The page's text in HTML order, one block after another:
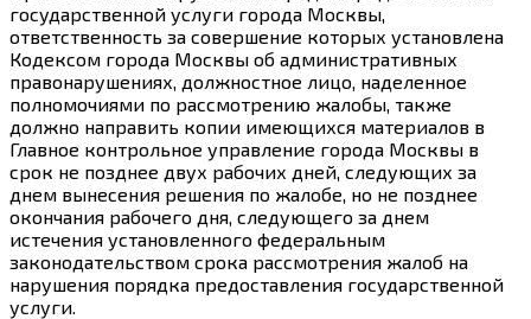
государственной услуги города Москвы,
ответственность за совершение которых установлена
Кодексом города Москвы об административных
правонарушениях, должностное лицо, наделенное
полномочиями по рассмотрению жалобы, также
должно направить копии имеющихся материалов в
Главное контрольное управление города Москвы в
срок не позднее двух рабочих дней, следующих за
днем вынесения решения по жалобе, но не позднее
окончания рабочего дня, следующего за днем
истечения установленного федеральным
законодательством срока рассмотрения жалоб на
нарушения порядка предоставления государственной
услуги.